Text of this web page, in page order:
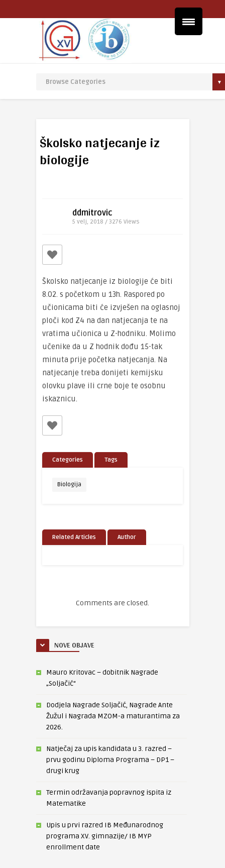
Školsko natjecanje iz
biologije
ddmitrovic
5 velj, 2018 / 3276 Views
Školsko natjecanje iz biologije će biti
8.02. s početkom u 13h. Raspored po
učionicama biti će izvješen na oglasnoj
ploči kod Z4 na dan natjecanja te na
vratima učionica u Z-hodniku. Molimo
učenike da u Z hodnik dođu 15-tak
minuta prije početka natjecanja. Na
natjecanje treba donijeti kemijsku
olovku plave ili crne boje te osobnu
iskaznicu.
Categories Tags
Biologija
Related Articles Author
Comments are closed.
NOVE OBJAVE
Mauro Kritovac – dobitnik Nagrade
„Soljačić“
Dodjela Nagrade Soljačić, Nagrade Ante
Žužul i Nagrada MZOM-a maturantima za
2026.
Natječaj za upis kandidata u 3. razred –
prvu godinu Diploma Programa – DP1 –
drugi krug
Termin održavanja popravnog ispita iz
Matematike
Upis u prvi razred IB Međunarodnog
programa XV. gimnazije/ IB MYP
enrollment date